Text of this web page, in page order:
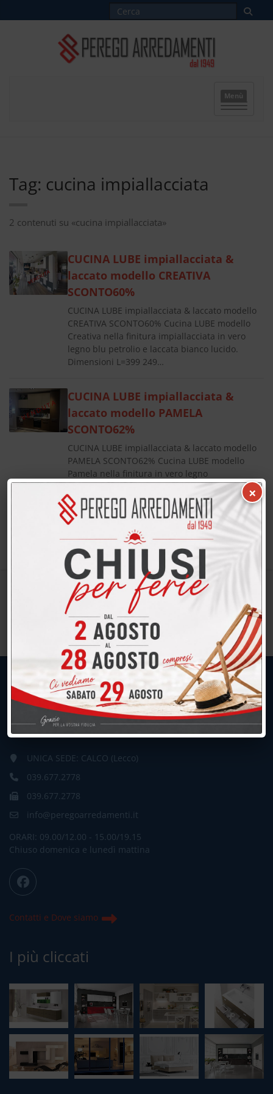
Menù
Tag: cucina impiallacciata
2 contenuti su «cucina impiallacciata»
CUCINA LUBE impiallacciata &
laccato modello CREATIVA
SCONTO60%
CUCINA LUBE impiallacciata & laccato modello
CREATIVA SCONTO60% Cucina LUBE modello
Creativa nella finitura impiallacciata in vero
legno blu petrolio e laccata bianco lucido.
Dimensioni L=399 249…
CUCINA LUBE impiallacciata &
laccato modello PAMELA
SCONTO62%
CUCINA LUBE impiallacciata & laccato modello
PAMELA SCONTO62% Cucina LUBE modello
Pamela nella finitura in vero legno
impiallacciato rovere sigaro e laccato avorio.
Larghezza cm. 330 H=243 Completa…
UNICA SEDE: CALCO (Lecco)
039.677.2778
039.677.2778
info@peregoarredamenti.it
ORARI: 09.00/12.00 - 15.00/19.15
Chiuso domenica e lunedì mattina
Contatti e Dove siamo
I più cliccati
×